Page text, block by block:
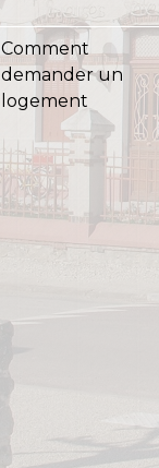
Comment
demander un
logement